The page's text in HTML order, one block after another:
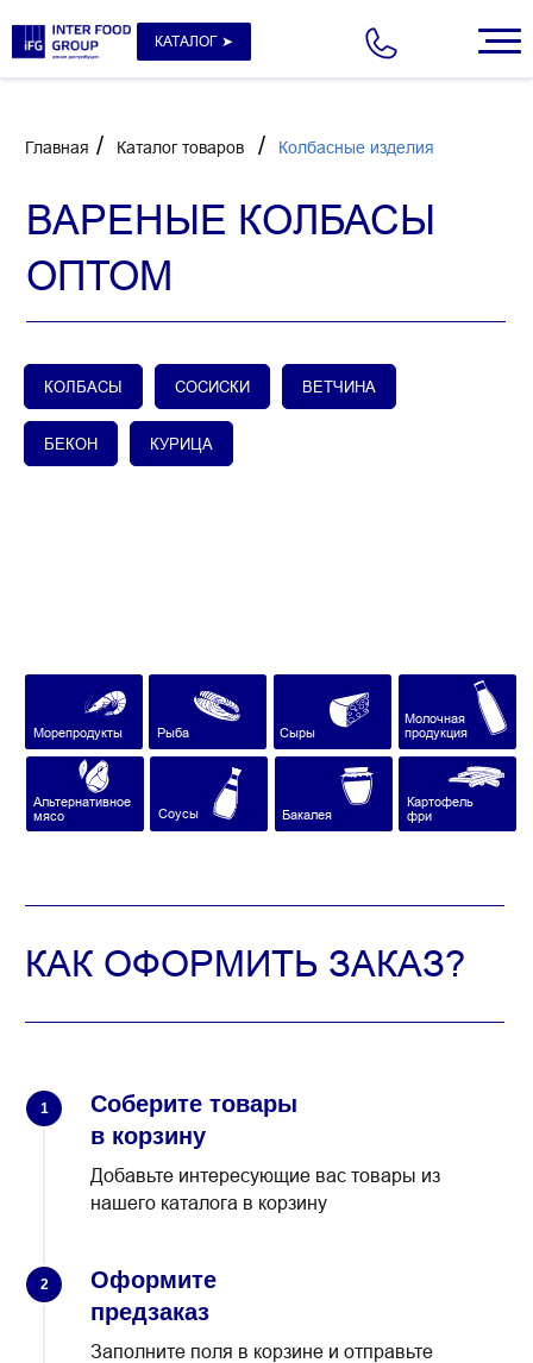
КАТАЛОГ ➤
ВАРЕНЫЕ КОЛБАСЫ
ОПТОМ
КОЛБАСЫ СОСИСКИ ВЕТЧИНА
БЕКОН КУРИЦА
КАК ОФОРМИТЬ ЗАКАЗ?
1
Соберите товары
в корзину
Добавьте интересующие вас товары из
нашего каталога в корзину
2
Оформите
предзаказ
Заполните поля в корзине и отправьте